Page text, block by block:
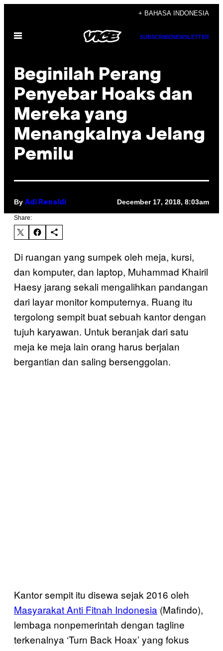
content
+ BAHASA INDONESIA
Open
SUBSCRIBENEWSLETTER
Beginilah Perang
Penyebar Hoaks dan
Mereka yang
Menangkalnya Jelang
Pemilu
By Adi Renaldi December 17, 2018, 8:03am
Share:
Di ruangan yang sumpek oleh meja, kursi,
dan komputer, dan laptop, Muhammad Khairil
Haesy jarang sekali mengalihkan pandangan
dari layar monitor komputernya. Ruang itu
tergolong sempit buat sebuah kantor dengan
tujuh karyawan. Untuk beranjak dari satu
meja ke meja lain orang harus berjalan
bergantian dan saling bersenggolan.
Kantor sempit itu disewa sejak 2016 oleh
Masyarakat Anti Fitnah Indonesia (Mafindo),
lembaga nonpemerintah dengan tagline
terkenalnya ‘Turn Back Hoax’ yang fokus